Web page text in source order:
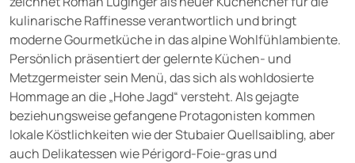
kulinarische Raffinesse verantwortlich und bringt
moderne Gourmetküche in das alpine Wohlfühlambiente.
Persönlich präsentiert der gelernte Küchen- und
Metzgermeister sein Menü, das sich als wohldosierte
Hommage an die „Hohe Jagd“ versteht. Als gejagte
beziehungsweise gefangene Protagonisten kommen
lokale Köstlichkeiten wie der Stubaier Quellsaibling, aber
auch Delikatessen wie Périgord-Foie-gras und